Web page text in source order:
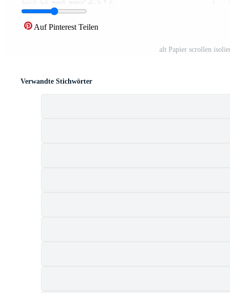
Auf Pinterest Teilen
alt Papier scrollen
Verwandte Stichwörter